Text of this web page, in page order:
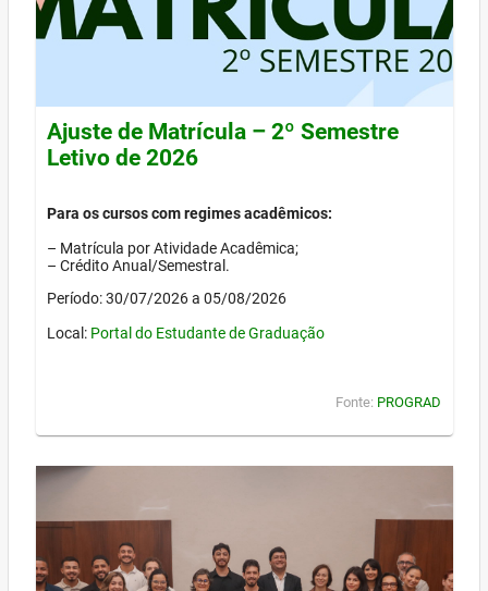
Ajuste de Matrícula – 2º Semestre
Letivo de 2026
Para os cursos com regimes acadêmicos:
– Matrícula por Atividade Acadêmica;
– Crédito Anual/Semestral.
Período: 30/07/2026 a 05/08/2026
Local: Portal do Estudante de Graduação
Fonte: PROGRAD